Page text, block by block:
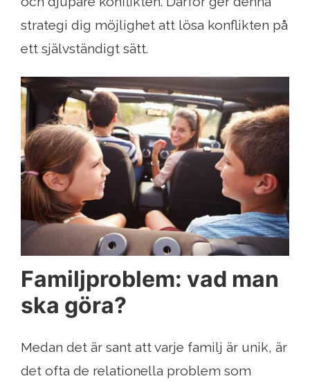
strategi dig möjlighet att lösa konflikten på
ett självständigt sätt.
Familjproblem: vad man
ska göra?
Medan det är sant att varje familj är unik, är
det ofta de relationella problem som